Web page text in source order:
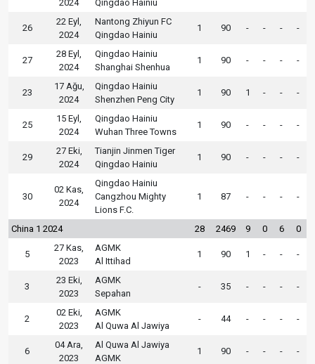
2024
Qingdao Hainiu
26
22 Eyl,
2024
Nantong Zhiyun FC
Qingdao Hainiu
1 90 - - - -
27
28 Eyl,
2024
Qingdao Hainiu
Shanghai Shenhua
1 90 - - - -
23
17 Ağu,
2024
Qingdao Hainiu
Shenzhen Peng City
1 90 1 - - -
25
15 Eyl,
2024
Qingdao Hainiu
Wuhan Three Towns
1 90 - - - -
29
27 Eki,
2024
Tianjin Jinmen Tiger
Qingdao Hainiu
1 90 - - - -
30
02 Kas,
2024
Qingdao Hainiu
Cangzhou Mighty
Lions F.C.
1 87 - - - -
China 1 2024 28 2469 9 0 6 0
5
27 Kas,
2023
AGMK
Al Ittihad
1 90 1 - - -
3
23 Eki,
2023
AGMK
Sepahan
- 35 - - - -
2
02 Eki,
2023
AGMK
Al Quwa Al Jawiya
- 44 - - - -
6
04 Ara,
2023
Al Quwa Al Jawiya
AGMK
1 90 - - - -